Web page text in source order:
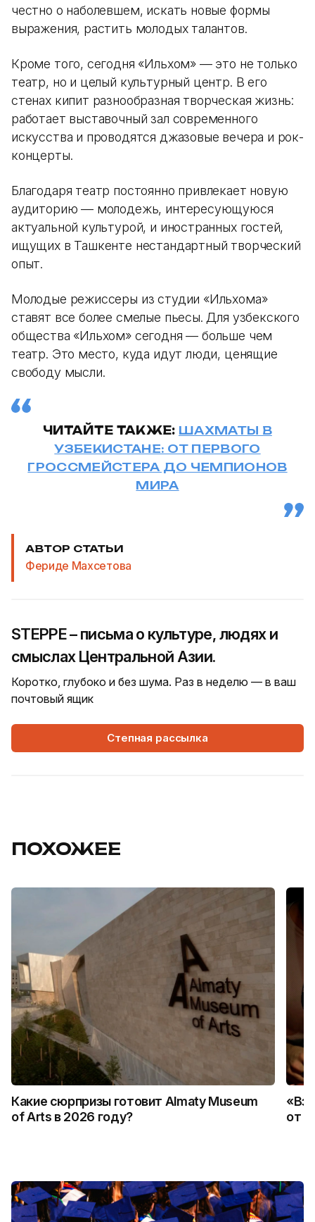
честно о наболевшем, искать новые формы
выражения, растить молодых талантов.
Кроме того, сегодня «Ильхом» — это не только
театр, но и целый культурный центр. В его
стенах кипит разнообразная творческая жизнь:
работает выставочный зал современного
искусства и проводятся джазовые вечера и рок-
концерты.
Благодаря театр постоянно привлекает новую
аудиторию — молодежь, интересующуюся
актуальной культурой, и иностранных гостей,
ищущих в Ташкенте нестандартный творческий
опыт.
Молодые режиссеры из студии «Ильхома»
ставят все более смелые пьесы. Для узбекского
общества «Ильхом» сегодня — больше чем
театр. Это место, куда идут люди, ценящие
свободу мысли.
ЧИТАЙТЕ ТАКЖЕ: ШАХМАТЫ В
УЗБЕКИСТАНЕ: ОТ ПЕРВОГО
ГРОССМЕЙСТЕРА ДО ЧЕМПИОНОВ
МИРА
АВТОР СТАТЬИ
Фериде Махсетова
STEPPE – письма о культуре, людях и
смыслах Центральной Азии.
Коротко, глубоко и без шума. Раз в неделю — в ваш
почтовый ящик
Степная рассылка
ПОХОЖЕЕ
Какие сюрпризы готовит Almaty Museum
of Arts в 2026 году?
от